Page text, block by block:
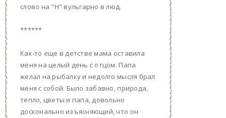
слово на "Н" вульгарно в люд.
******
Как-то еще в детстве мама оставила
меня на целый день с отцом. Папа
желал на рыбалку и недолго мысля брал
меня с собой. Было забавно, природа,
тепло, цветы и папа, довольно
досконально изъясняющий, что он